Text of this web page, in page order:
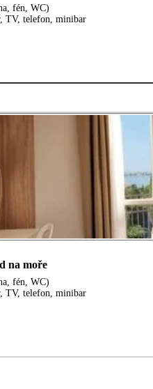
fén, WC)
TV, telefon, minibar
na moře
fén, WC)
TV, telefon, minibar